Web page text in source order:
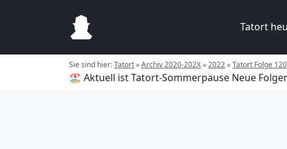
Tatort
Sie sind hier:Tatort»Archiv 2020-202X»2022»Tatort Folge
🏖️ Aktuell ist Tatort-Sommerpause Neue